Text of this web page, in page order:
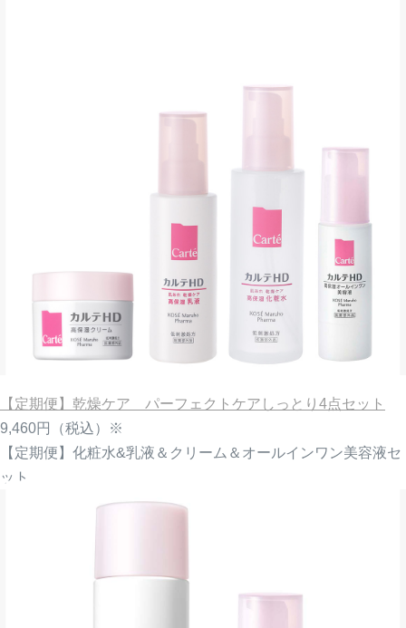
【定期便】乾燥ケア パーフェクトケアしっとり4点セット
9,460円
（税込）※
【定期便】化粧水&乳液＆クリーム＆オールインワン美容液セ
ット